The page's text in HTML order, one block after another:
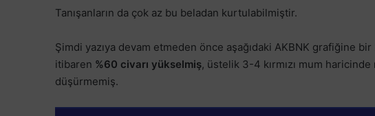
Tanışanların da çok az bu beladan kurtulabilmiştir.
Şimdi yazıya devam etmeden önce aşağıdaki AKBNK grafiğine bir
itibaren %60 civarı yükselmiş, üstelik 3-4 kırmızı mum
düşürmemiş.